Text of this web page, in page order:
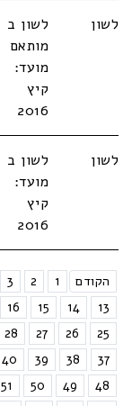
לשון
לשון ב
מותאם
מועד:
קיץ
2016
לשון
לשון ב
מועד:
קיץ
2016
הקודם 1
2
3
13
14
15
16
25
26
27
28
37
38
39
40
48
49
50
51